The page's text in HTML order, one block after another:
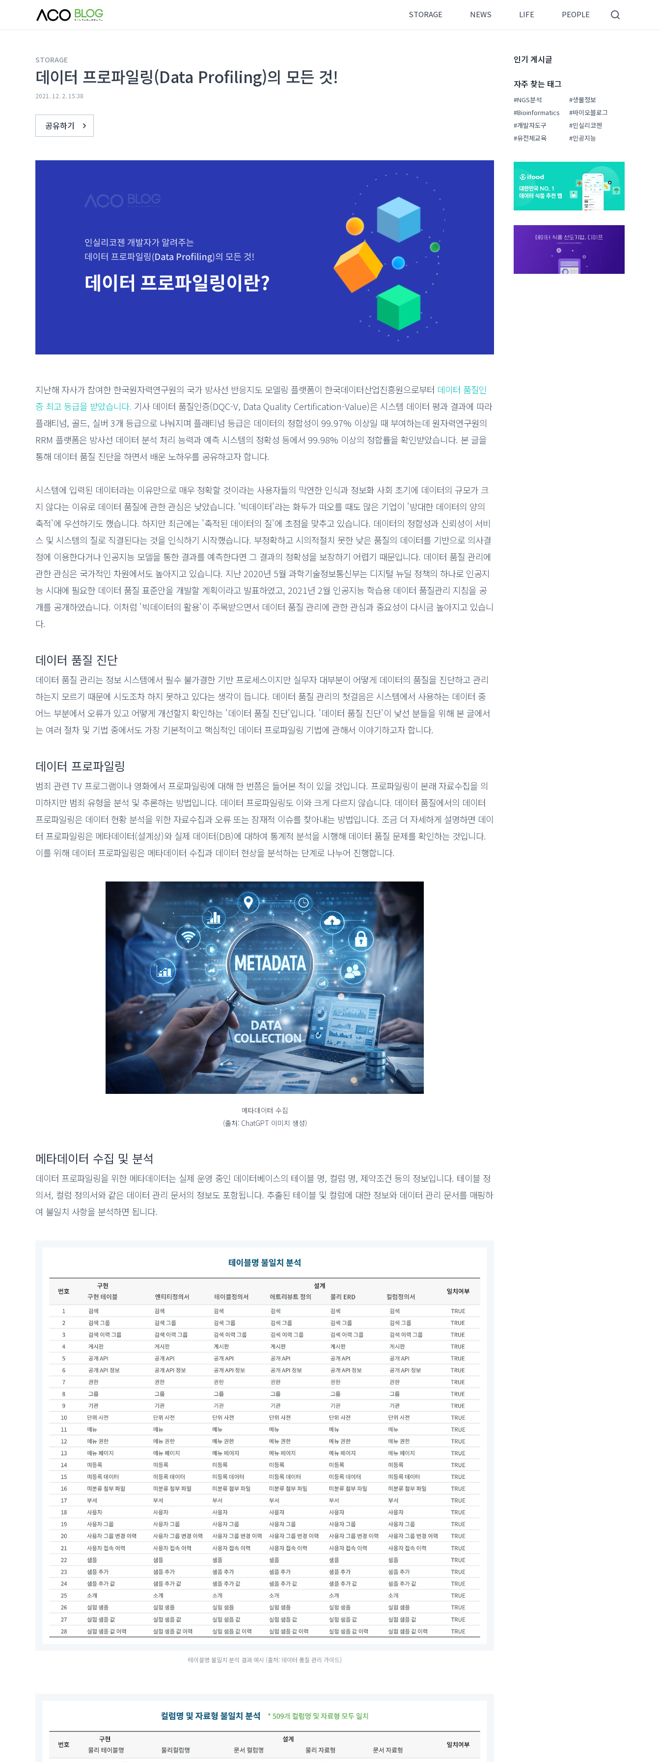
STORAGE NEWS LIFE PEOPLE
STORAGE
데이터 프로파일링(Data Profiling)의 모든 것!
2021. 12. 2. 15:38
공유하기
지난해 자사가 참여한 한국원자력연구원의 국가 방사선 반응지도 모델링 플랫폼이 한국데이터산업진흥원으로부터 데이터 품질인
증 최고 등급을 받았습니다. 기사 데이터 품질인증(DQC-V, Data Quality Certification-Value)은 시스템 데이터 평과 결과에 따라
플래티넘, 골드, 실버 3개 등급으로 나눠지며 플래티넘 등급은 데이터의 정합성이 99.97% 이상일 때 부여하는데 원자력연구원의
RRM 플랫폼은 방사선 데이터 분석 처리 능력과 예측 시스템의 정확성 등에서 99.98% 이상의 정합률을 확인받았습니다. 본 글을
통해 데이터 품질 진단을 하면서 배운 노하우를 공유하고자 합니다.
시스템에 입력된 데이터라는 이유만으로 매우 정확할 것이라는 사용자들의 막연한 인식과 정보화 사회 초기에 데이터의 규모가 크
지 않다는 이유로 데이터 품질에 관한 관심은 낮았습니다. '빅데이터'라는 화두가 떠오를 때도 많은 기업이 '방대한 데이터의 양의
축적'에 우선하기도 했습니다. 하지만 최근에는 '축적된 데이터의 질'에 초점을 맞추고 있습니다. 데이터의 정합성과 신뢰성이 서비
스 및 시스템의 질로 직결된다는 것을 인식하기 시작했습니다. 부정확하고 시의적절치 못한 낮은 품질의 데이터를 기반으로 의사결
정에 이용한다거나 인공지능 모델을 통한 결과를 예측한다면 그 결과의 정확성을 보장하기 어렵기 때문입니다. 데이터 품질 관리에
관한 관심은 국가적인 차원에서도 높아지고 있습니다. 지난 2020년 5월 과학기술정보통신부는 디지털 뉴딜 정책의 하나로 인공지
능 시대에 필요한 데이터 품질 표준안을 개발할 계획이라고 발표하였고, 2021년 2월 인공지능 학습용 데이터 품질관리 지침을 공
개를 공개하였습니다. 이처럼 '빅데이터의 활용'이 주목받으면서 데이터 품질 관리에 관한 관심과 중요성이 다시금 높아지고 있습니
다.
데이터 품질 진단
데이터 품질 관리는 정보 시스템에서 필수 불가결한 기반 프로세스이지만 실무자 대부분이 어떻게 데이터의 품질을 진단하고 관리
하는지 모르기 때문에 시도조차 하지 못하고 있다는 생각이 듭니다. 데이터 품질 관리의 첫걸음은 시스템에서 사용하는 데이터 중
어느 부분에서 오류가 있고 어떻게 개선할지 확인하는 '데이터 품질 진단'입니다. '데이터 품질 진단'이 낯선 분들을 위해 본 글에서
는 여러 절차 및 기법 중에서도 가장 기본적이고 핵심적인 데이터 프로파일링 기법에 관해서 이야기하고자 합니다.
데이터 프로파일링
범죄 관련 TV 프로그램이나 영화에서 프로파일링에 대해 한 번쯤은 들어본 적이 있을 것입니다. 프로파일링이 본래 자료수집을 의
미하지만 범죄 유형을 분석 및 추론하는 방법입니다. 데이터 프로파일링도 이와 크게 다르지 않습니다. 데이터 품질에서의 데이터
프로파일링은 데이터 현황 분석을 위한 자료수집과 오류 또는 잠재적 이슈를 찾아내는 방법입니다. 조금 더 자세하게 설명하면 데이
터 프로파일링은 메타데이터(설계상)와 실제 데이터(DB)에 대하여 통계적 분석을 시행해 데이터 품질 문제를 확인하는 것입니다.
이를 위해 데이터 프로파일링은 메타데이터 수집과 데이터 현상을 분석하는 단계로 나누어 진행합니다.
메타데이터 수집
(출처: ChatGPT 이미지 생성)
메타데이터 수집 및 분석
데이터 프로파일링을 위한 메타데이터는 실제 운영 중인 데이터베이스의 테이블 명, 컬럼 명, 제약조건 등의 정보입니다. 테이블 정
의서, 컬럼 정의서와 같은 데이터 관리 문서의 정보도 포함됩니다. 추출된 테이블 및 컬럼에 대한 정보와 데이터 관리 문서를 매핑하
여 불일치 사항을 분석하면 됩니다.
테이블명 불일치 분석 결과 예시 (출처: 데이터 품질 관리 가이드)
인기 게시글
자주 찾는 태그
#NGS분석
#생물정보
#Bioinformatics
#바이오블로그
#개발자도구
#인실리코젠
#유전체교육
#인공지능